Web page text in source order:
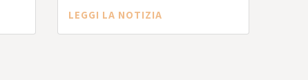
LEGGI LA NOTIZIA